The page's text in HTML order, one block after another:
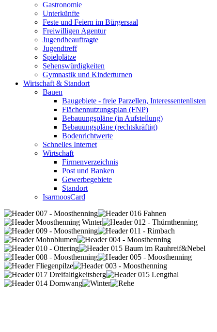
Gastronomie
Unterkünfte
Feste und Feiern im Bürgersaal
Freiwilligen Agentur
Jugendbeauftragte
Jugendtreff
Spielplätze
Sehenswürdigkeiten
Gymnastik und Kinderturnen
Wirtschaft & Standort
Bauen
Baugebiete - freie Parzellen, Interessentenlisten
Flächennutzungsplan (FNP)
Bebauungspläne (in Aufstellung)
Bebauungspläne (rechtskräftig)
Bodenrichtwerte
Schnelles Internet
Wirtschaft
Firmenverzeichnis
Post und Banken
Gewerbegebiete
Standort
IsarmoosCard